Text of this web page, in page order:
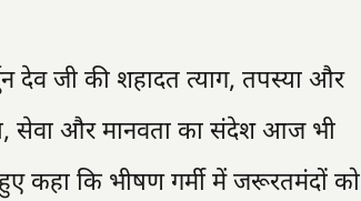
जी की शहादत त्याग, तपस्या और
सेवा और मानवता का संदेश आज भी
कहा कि भीषण गर्मी में जरूरतमंदों को